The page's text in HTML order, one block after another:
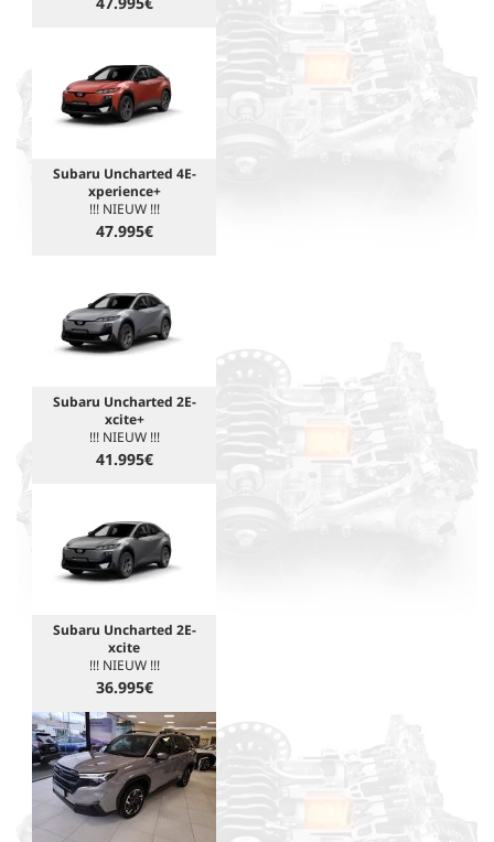
Subaru Uncharted 4E-
xperience+
!!! NIEUW !!!
47.995€
Subaru Uncharted 2E-
xcite+
!!! NIEUW !!!
41.995€
Subaru Uncharted 2E-
xcite
!!! NIEUW !!!
36.995€